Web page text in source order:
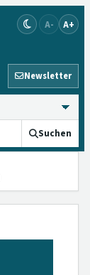
A- A+
Newsletter
Suchen